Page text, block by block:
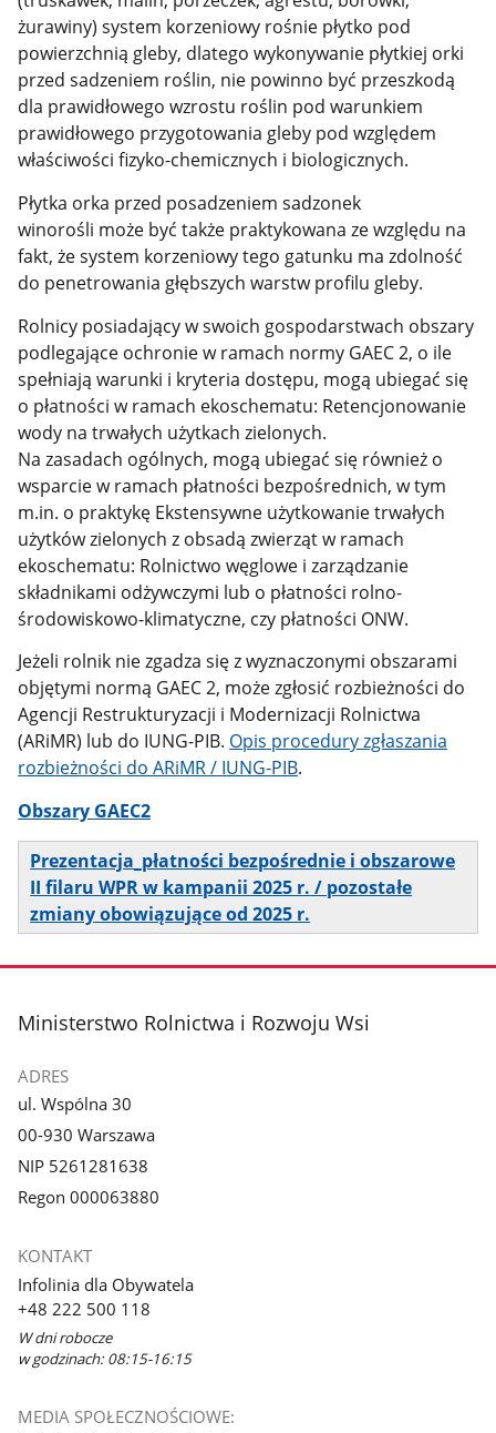
żurawiny) system korzeniowy rośnie płytko pod
powierzchnią gleby, dlatego wykonywanie płytkiej orki
przed sadzeniem roślin, nie powinno być przeszkodą
dla prawidłowego wzrostu roślin pod warunkiem
prawidłowego przygotowania gleby pod względem
właściwości fizyko-chemicznych i biologicznych.
Płytka orka przed posadzeniem sadzonek
winorośli może być także praktykowana ze względu na
fakt, że system korzeniowy tego gatunku ma zdolność
do penetrowania głębszych warstw profilu gleby.
Rolnicy posiadający w swoich gospodarstwach obszary
podlegające ochronie w ramach normy GAEC 2, o ile
spełniają warunki i kryteria dostępu, mogą ubiegać się
o płatności w ramach ekoschematu: Retencjonowanie
wody na trwałych użytkach zielonych.
Na zasadach ogólnych, mogą ubiegać się również o
wsparcie w ramach płatności bezpośrednich, w tym
m.in. o praktykę Ekstensywne użytkowanie trwałych
użytków zielonych z obsadą zwierząt w ramach
ekoschematu: Rolnictwo węglowe i zarządzanie
składnikami odżywczymi lub o płatności rolno-
środowiskowo-klimatyczne, czy płatności ONW.
Jeżeli rolnik nie zgadza się z wyznaczonymi obszarami
objętymi normą GAEC 2, może zgłosić rozbieżności do
Agencji Restrukturyzacji i Modernizacji Rolnictwa
(ARiMR) lub do IUNG-PIB. Opis procedury zgłaszania
rozbieżności do ARiMR / IUNG-PIB.
Obszary GAEC2
Prezentacja_płatności bezpośrednie i obszarowe
II filaru WPR w kampanii 2025 r. / pozostałe
zmiany obowiązujące od 2025 r.
stopka
Ministerstwo Rolnictwa i Rozwoju Wsi
ADRES
ul. Wspólna 30
00-930 Warszawa
NIP 5261281638
Regon 000063880
KONTAKT
Infolinia dla Obywatela
+48 222 500 118
W dni robocze
w godzinach: 08:15-16:15
MEDIA SPOŁECZNOŚCIOWE: